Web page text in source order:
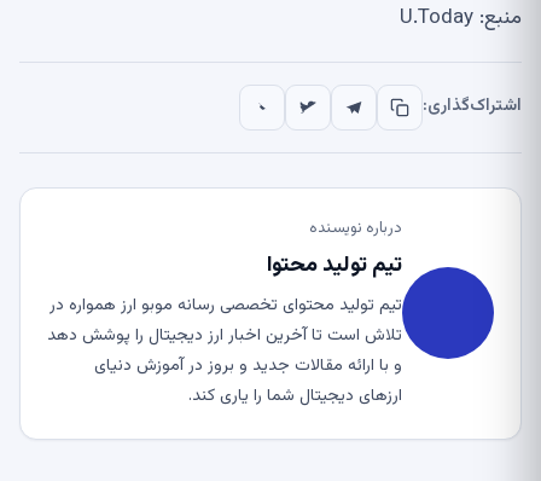
منبع: U.Today
اشتراک‌گذاری:
درباره نویسنده
تیم تولید محتوا
تیم تولید محتوای تخصصی رسانه موبو ارز همواره در
تلاش است تا آخرین اخبار ارز دیجیتال را پوشش دهد
و با ارائه مقالات جدید و بروز در آموزش دنیای
ارزهای دیجیتال شما را یاری کند.